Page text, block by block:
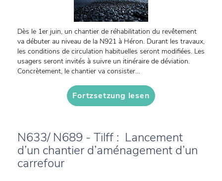
Dès le 1er juin, un chantier de réhabilitation du revêtement
va débuter au niveau de la N921 à Héron. Durant les travaux,
les conditions de circulation habituelles seront modifiées. Les
usagers seront invités à suivre un itinéraire de déviation.
Concrètement, le chantier va consister...
Fortzsetzung lesen
N633/ N689 - Tilff : Lancement
d’un chantier d’aménagement d’un
carrefour